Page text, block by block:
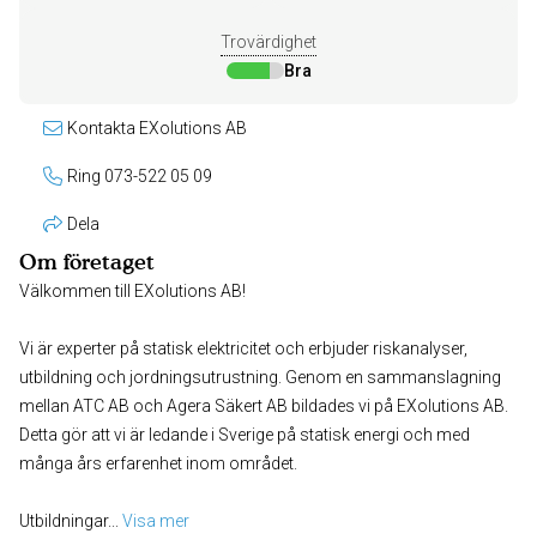
Trovärdighet
Bra
Kontakta EXolutions AB
Ring 073-522 05 09
Dela
Om företaget
Välkommen till EXolutions AB!
Vi är experter på statisk elektricitet och erbjuder riskanalyser,
utbildning och jordningsutrustning. Genom en sammanslagning
mellan ATC AB och Agera Säkert AB bildades vi på EXolutions AB.
Detta gör att vi är ledande i Sverige på statisk energi och med
många års erfarenhet inom området.
Utbildningar... Visa mer